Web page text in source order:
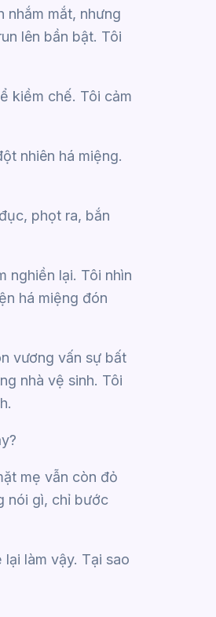
nhắm mắt, nhưng
lên bần bật. Tôi
kiềm chế. Tôi cảm
nhiên há miệng.
phọt ra, bắn
nghiền lại. Tôi nhìn
há miệng đón
vương vấn sự bất
nhà vệ sinh. Tôi
mẹ vẫn còn đỏ
nói gì, chỉ bước
làm vậy. Tại sao